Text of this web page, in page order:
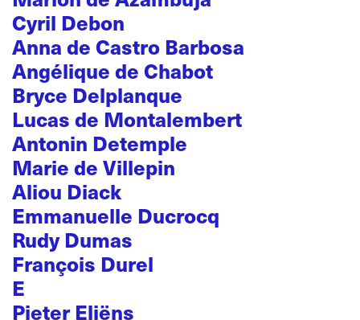
Cyril Debon
Anna de Castro Barbosa
Angélique de Chabot
Bryce Delplanque
Lucas de Montalembert
Antonin Detemple
Marie de Villepin
Aliou Diack
Emmanuelle Ducrocq
Rudy Dumas
François Durel
E
Pieter Eliëns